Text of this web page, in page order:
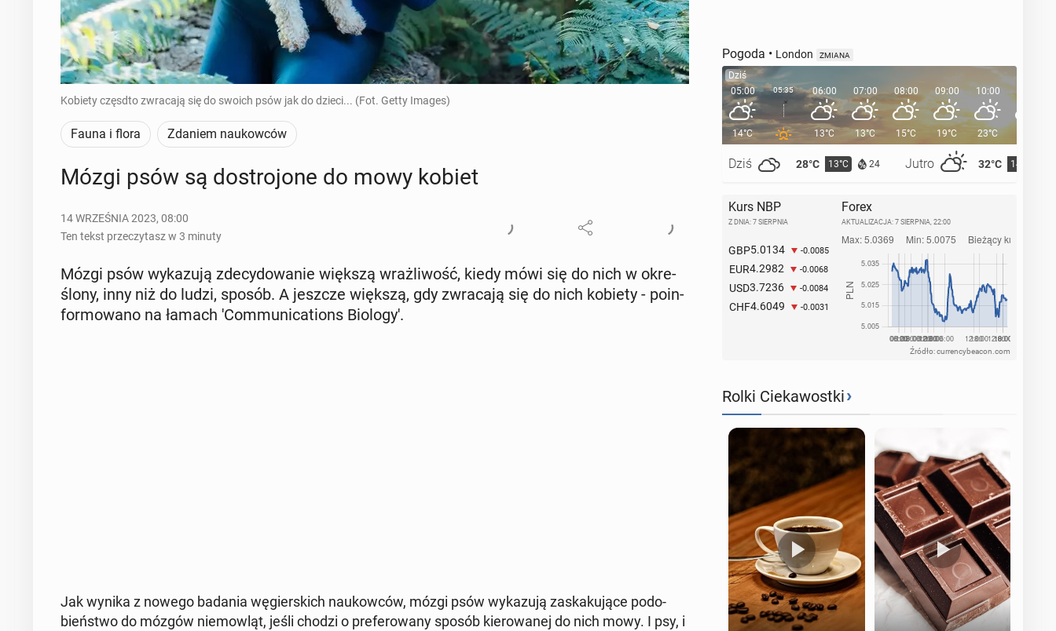
Kobiety częsdto zwracają się do swoich psów jak do dzieci... (Fot. Getty Images)
Fauna i flora Zdaniem naukowców
Mózgi psów są do­stro­jo­ne do mowy kobiet
14 WRZEŚNIA 2023, 08:00
Ten tekst przeczytasz w 3 minuty
Mózgi psów wy­ka­zu­ją zde­cy­do­wa­nie większą wraż­li­wość, kiedy mówi się do nich w okre­
ślo­ny, inny niż do ludzi, sposób. A jeszcze większą, gdy zwra­ca­ją się do nich kobiety - po­in­
for­mo­wa­no na łamach 'Com­mu­ni­ca­tions Bio­lo­gy'.
Jak wynika z nowego badania wę­gier­skich na­ukow­ców, mózgi psów wy­ka­zu­ją za­ska­ku­ją­ce po­do­
bień­stwo do mózgów nie­mow­ląt, jeśli chodzi o pre­fe­ro­wa­ny sposób kie­ro­wa­nej do nich mowy. I psy, i
Pogoda • London ZMIANA
Dziś
05:00
14°C
Dziś 28°C 13°C 24 Jutro 32°C 14°C
05:35 06:00
13°C
07:00
13°C
08:00
15°C
09:00
19°C
10:00
23°C
11:00
Kurs NBP
Z DNIA: 7 SIERPNIA
GBP5.0134 -0.0085
EUR4.2982 -0.0068
USD3.7236 -0.0084
CHF4.6049 -0.0031
Forex
AKTUALIZACJA: 7 SIERPNIA, 22:00
Źródło: currencybeacon.com
Rolki Ciekawostki›